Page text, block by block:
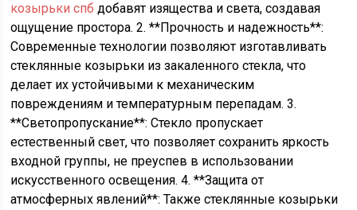
козырьки спб добавят изящества и света, создавая
ощущение простора. 2. **Прочность и надежность**:
Современные технологии позволяют изготавливать
стеклянные козырьки из закаленного стекла, что
делает их устойчивыми к механическим
повреждениям и температурным перепадам. 3.
**Светопропускание**: Стекло пропускает
естественный свет, что позволяет сохранить яркость
входной группы, не преуспев в использовании
искусственного освещения. 4. **Защита от
атмосферных явлений**: Также стеклянные козырьки